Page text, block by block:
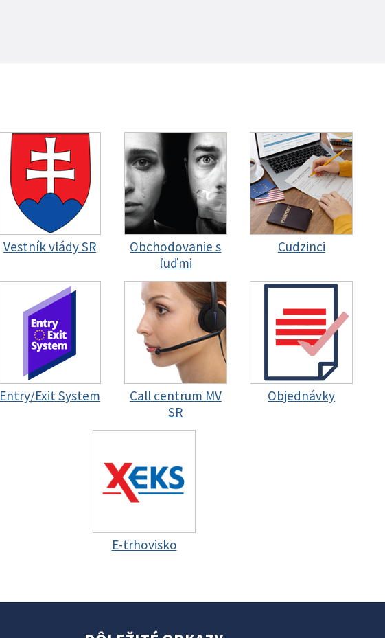
Vestník vlády SR
Obchodovanie s
ľuďmi
Cudzinci
Entry/Exit System
Call centrum MV
SR
Objednávky
E-trhovisko